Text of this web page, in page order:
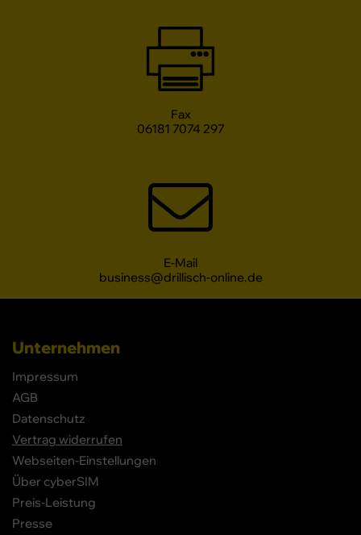
Fax
06181 7074 297
E-Mail
business@drillisch-online.de
Unternehmen
Impressum
AGB
Datenschutz
Vertrag widerrufen
Webseiten-Einstellungen
Über cyberSIM
Preis-Leistung
Presse